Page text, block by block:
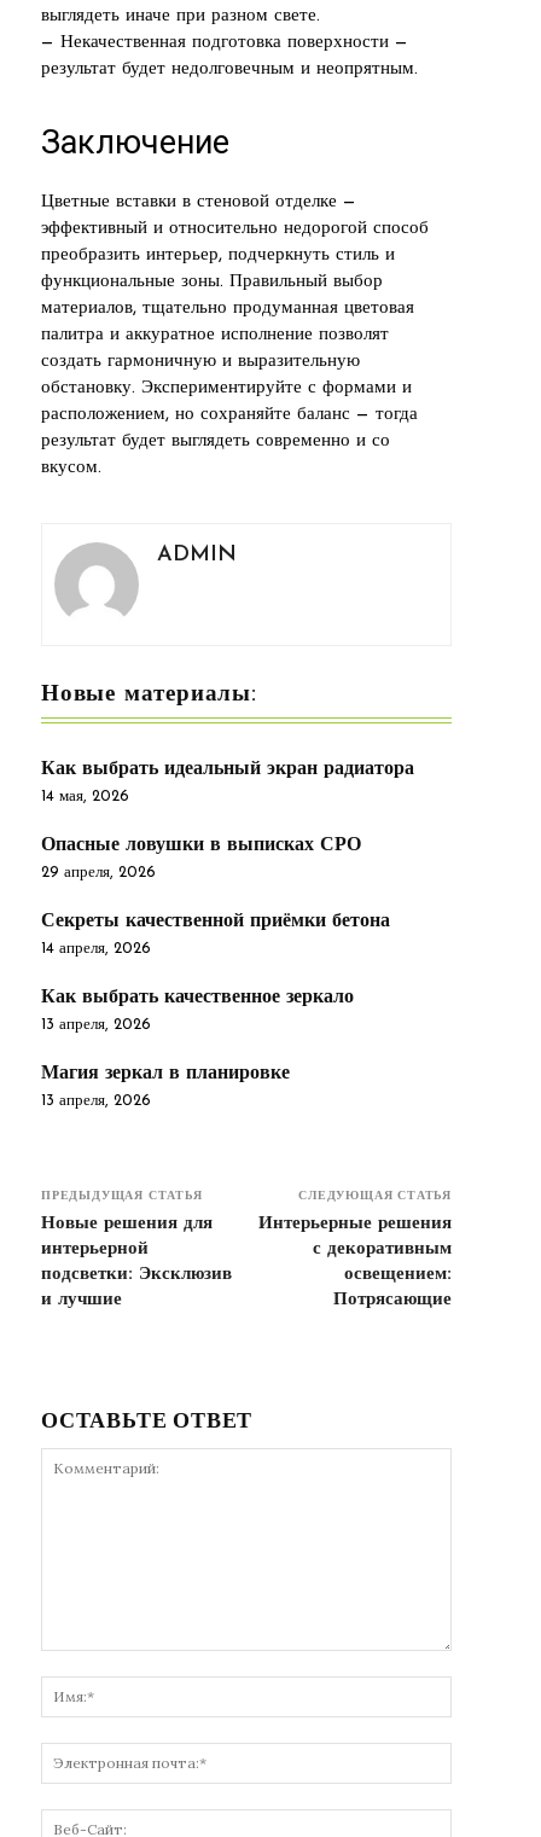
выглядеть иначе при разном свете.
— Некачественная подготовка поверхности —
результат будет недолговечным и неопрятным.
Заключение
Цветные вставки в стеновой отделке —
эффективный и относительно недорогой способ
преобразить интерьер, подчеркнуть стиль и
функциональные зоны. Правильный выбор
материалов, тщательно продуманная цветовая
палитра и аккуратное исполнение позволят
создать гармоничную и выразительную
обстановку. Экспериментируйте с формами и
расположением, но сохраняйте баланс — тогда
результат будет выглядеть современно и со
вкусом.
ADMIN
Новые материалы:
Как выбрать идеальный экран радиатора
14 мая, 2026
Опасные ловушки в выписках СРО
29 апреля, 2026
Секреты качественной приёмки бетона
14 апреля, 2026
Как выбрать качественное зеркало
13 апреля, 2026
Магия зеркал в планировке
13 апреля, 2026
ПРЕДЫДУЩАЯ СТАТЬЯ
Новые решения для
интерьерной
подсветки: Эксклюзив
и лучшие
СЛЕДУЮЩАЯ СТАТЬЯ
Интерьерные решения
с декоративным
освещением:
Потрясающие
ОСТАВЬТЕ ОТВЕТ
почта:*